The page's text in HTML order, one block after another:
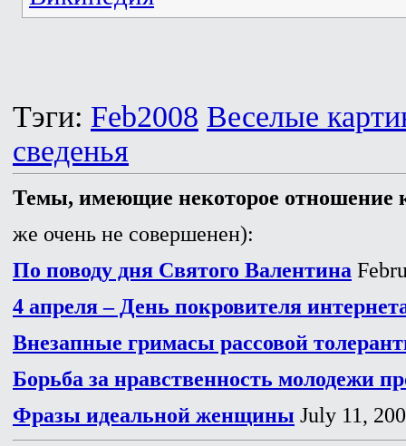
Тэги: Feb2008 Веселые
сведенья
Темы, имеющие некоторое отношение
же очень не совершенен):
По поводу дня Святого Валентина
4 апреля – День покровителя
Внезапные гримасы рассовой
Борьба за нравственность молодежи
Фразы идеальной женщины July 11,